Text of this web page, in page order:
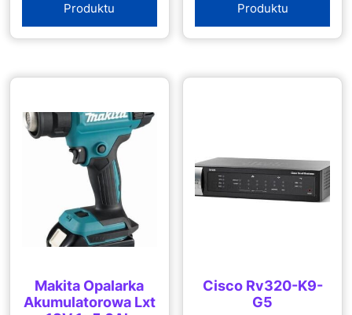
Produktu
Produktu
Makita Opalarka
Akumulatorowa Lxt
Cisco Rv320-K9-
G5